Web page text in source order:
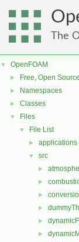
The
▼ OpenFOAM
► Free, Open
► Namespaces
► Classes
▼ Files
▼ File List
► applications
▼ src
►
►
►
►
►
►